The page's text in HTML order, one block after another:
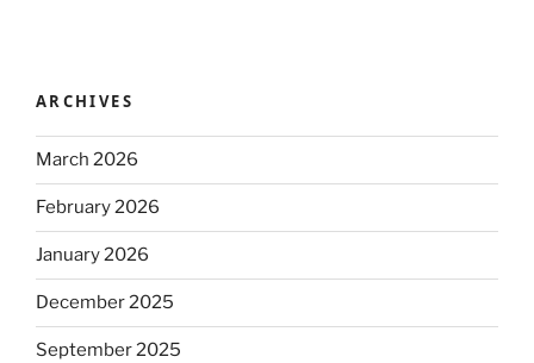
ARCHIVES
March 2026
February 2026
January 2026
December 2025
September 2025